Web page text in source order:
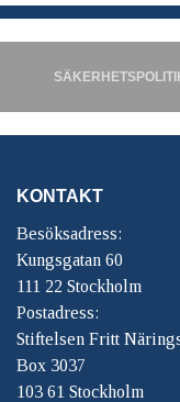
KONTAKT
Besöksadress:
Kungsgatan 60
111 22 Stockholm
Postadress:
Stiftelsen Fritt
Box 3037
103 61 Stockholm